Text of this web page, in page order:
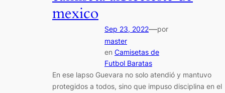
mexico
Sep 23, 2022—por
master
en Camisetas de
Futbol Baratas
En ese lapso Guevara no solo atendió y mantuvo
protegidos a todos, sino que impuso disciplina en el